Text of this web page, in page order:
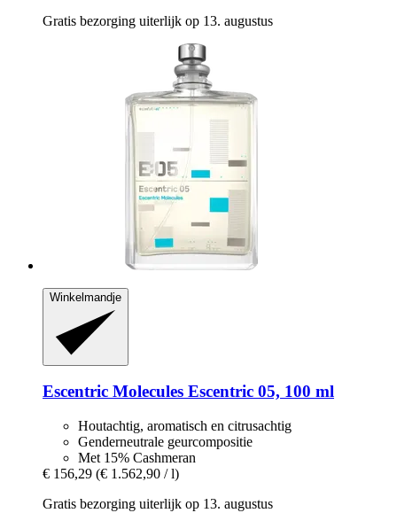
Gratis bezorging uiterlijk op 13. augustus
Winkelmandje
Escentric Molecules Escentric 05, 100 ml
Houtachtig, aromatisch en citrusachtig
Genderneutrale geurcompositie
Met 15% Cashmeran
€ 156,29 (€ 1.562,90 / l)
Gratis bezorging uiterlijk op 13. augustus